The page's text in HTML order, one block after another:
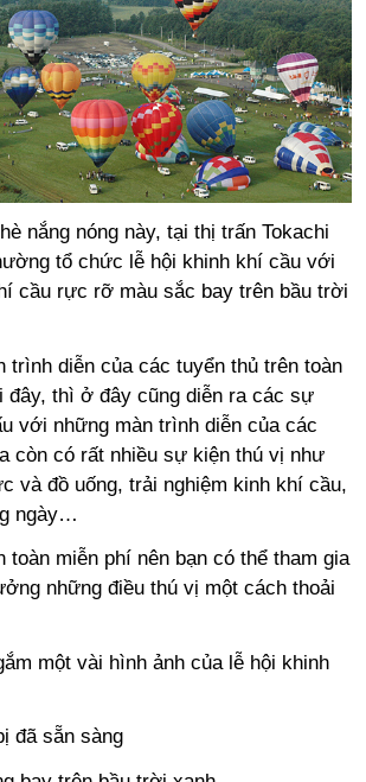
nắng nóng này, tại thị trấn Tokachi
tổ chức lễ hội khinh khí cầu với
cầu rực rỡ màu sắc bay trên bầu trời
trình diễn của các tuyển thủ trên toàn
đây, thì ở đây cũng diễn ra các sự
với những màn trình diễn của các
còn có rất nhiều sự kiện thú vị như
và đồ uống, trải nghiệm kinh khí cầu,
ngày…
toàn miễn phí nên bạn có thể tham gia
những điều thú vị một cách thoải
một vài hình ảnh của lễ hội khinh
đã sẵn sàng